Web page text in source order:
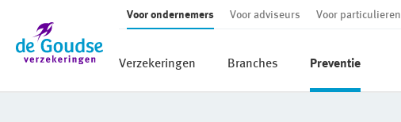
Ga direct naar de inhoud
Voor ondernemers Voor adviseurs Voor particulieren
Verzekeringen Branches Preventie